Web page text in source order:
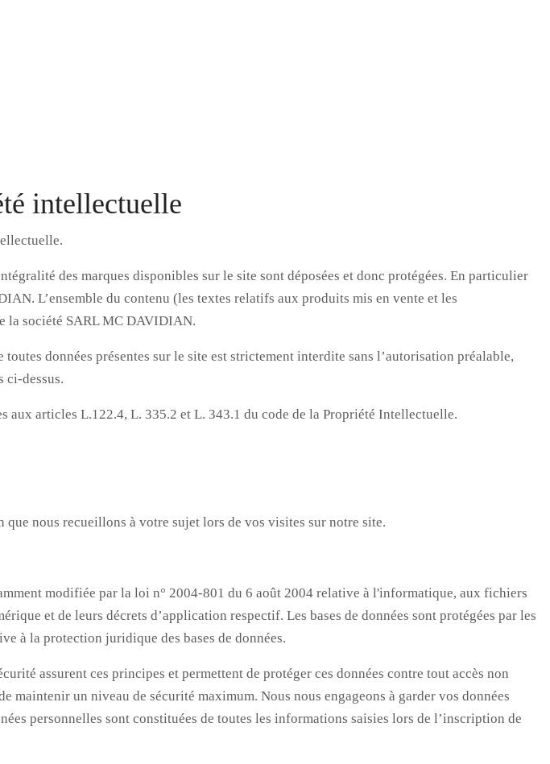
intellectuelle
des marques disponibles sur le site sont déposées et donc protégées. En particulier
L’ensemble du contenu (les textes relatifs aux produits mis en vente et les
la société SARL MC DAVIDIAN.
données présentes sur le site est strictement interdite sans l’autorisation préalable,
ci-dessus.
aux articles L.122.4, L. 335.2 et L. 343.1 du code de la Propriété Intellectuelle.
nous recueillons à votre sujet lors de vos visites sur notre site.
modifiée par la loi n° 2004-801 du 6 août 2004 relative à l'informatique, aux fichiers
et de leurs décrets d’application respectif. Les bases de données sont protégées par les
à la protection juridique des bases de données.
assurent ces principes et permettent de protéger ces données contre tout accès non
un niveau de sécurité maximum. Nous nous engageons à garder vos données
personnelles sont constituées de toutes les informations saisies lors de l’inscription de